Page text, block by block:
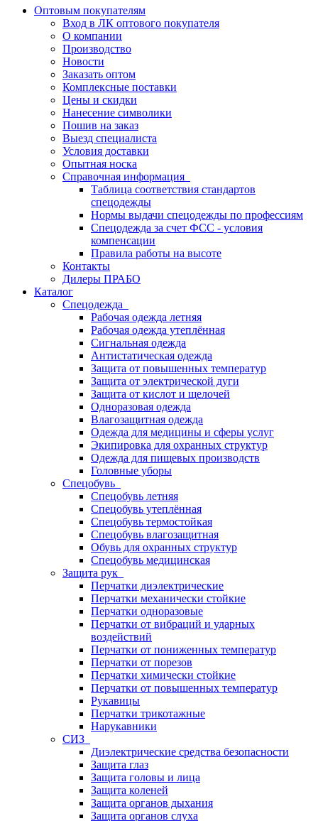
Оптовым покупателям
Вход в ЛК оптового покупателя
О компании
Производство
Новости
Заказать оптом
Комплексные поставки
Цены и скидки
Нанесение символики
Пошив на заказ
Выезд специалиста
Условия доставки
Опытная носка
Справочная информация
Таблица соответствия стандартов
спецодежды
Нормы выдачи спецодежды по профессиям
Спецодежда за счет ФСС - условия
компенсации
Правила работы на высоте
Контакты
Дилеры ПРАБО
Каталог
Спецодежда
Рабочая одежда летняя
Рабочая одежда утеплённая
Сигнальная одежда
Антистатическая одежда
Защита от повышенных температур
Защита от электрической дуги
Защита от кислот и щелочей
Одноразовая одежда
Влагозащитная одежда
Одежда для медицины и сферы услуг
Экипировка для охранных структур
Одежда для пищевых производств
Головные уборы
Спецобувь
Спецобувь летняя
Спецобувь утеплённая
Спецобувь термостойкая
Спецобувь влагозащитная
Обувь для охранных структур
Спецобувь медицинская
Защита рук
Перчатки диэлектрические
Перчатки механически стойкие
Перчатки одноразовые
Перчатки от вибраций и ударных
воздействий
Перчатки от пониженных температур
Перчатки от порезов
Перчатки химически стойкие
Перчатки от повышенных температур
Рукавицы
Перчатки трикотажные
Нарукавники
СИЗ
Диэлектрические средства безопасности
Защита глаз
Защита головы и лица
Защита коленей
Защита органов дыхания
Защита органов слуха